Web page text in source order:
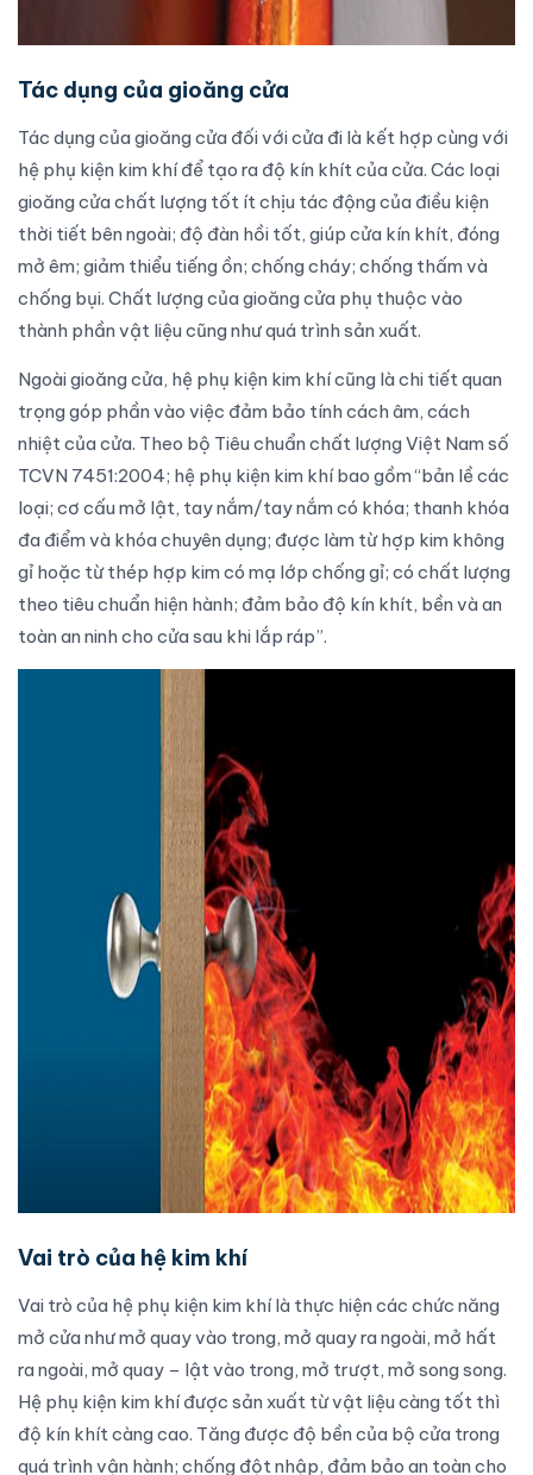
Tác dụng của gioăng cửa
Tác dụng của gioăng cửa đối vớicửa đi là kết hợp cùng với
hệ phụ kiện kim khí để tạo ra độ kín khít của cửa. Các loại
gioăng cửa chất lượng tốt ít chịu tác động của điều kiện
thời tiết bên ngoài; độ đàn hồi tốt, giúp cửa kín khít, đóng
mở êm; giảm thiểu tiếng ồn; chống cháy; chống thấm và
chống bụi. Chất lượng của gioăng cửa phụ thuộc vào
thành phần vật liệu cũng nhưquá trình sản xuất.
Ngoàigioăng cửa, hệ phụ kiện kim khí cũng là chi tiết quan
trọng góp phần vào việc đảm bảo tính cách âm, cách
nhiệt của cửa. Theo bộ Tiêu chuẩn chất lượng Việt Nam số
TCVN 7451:2004; hệ phụ kiện kim khí bao gồm “bản lề các
loại; cơ cấu mở lật, tay nắm/tay nắm có khóa; thanh khóa
đa điểm và khóa chuyên dụng; được làm từ hợp kim không
gỉ hoặc từ thép hợp kim có mạ lớp chống gỉ; có chất lượng
theo tiêu chuẩn hiện hành; đảm bảo độ kín khít, bền và an
toàn an ninh cho cửa sau khi lắp ráp”.
Vai trò của hệ kim khí
Vai trò của hệ phụ kiện kim khí là thực hiện các chức năng
mở cửa như mở quay vào trong, mở quay ra ngoài, mở hất
ra ngoài, mở quay – lật vào trong, mở trượt, mở song song.
Hệ phụ kiện kim khí được sản xuất từ vật liệu càng tốt thì
độ kín khít càng cao. Tăng được độ bền của bộ cửa trong
quá trình vận hành; chống đột nhập, đảm bảo an toàn cho